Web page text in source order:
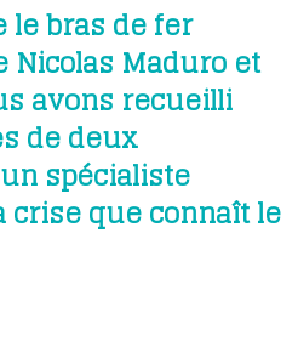
le bras de fer
Maduro et
avons recueilli
de deux
spécialiste
crise que connaît le